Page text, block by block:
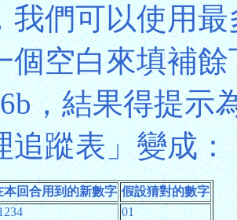
我們可以使用
個空白來填補
，結果得提示
追蹤表」變成：
本回合用到的新數字 假設猜對的數字
01